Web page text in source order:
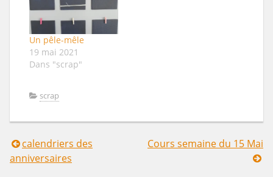
Un pêle-mêle
19 mai 2021
Dans "scrap"
scrap
Navigation
calendriers des
anniversaires
Cours semaine du 15 Mai